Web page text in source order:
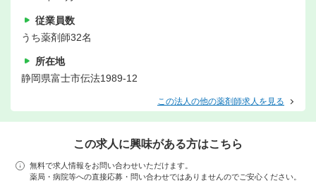
従業員数
うち薬剤師32名
所在地
静岡県富士市伝法1989-12
この法人の他の薬剤師求人を見る
この求人に興味がある方はこちら
無料で求人情報をお問い合わせいただけます。
薬局・病院等への直接応募・問い合わせではありませんのでご安心ください。